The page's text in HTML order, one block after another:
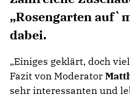
„Rosengarten
dabei.
„Einiges geklärt, doch
Fazit von Moderator
sehr interessanten und